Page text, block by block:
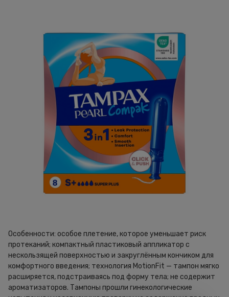
Особенности: особое плетение, которое уменьшает риск
протеканий; компактный пластиковый аппликатор с
нескользящей поверхностью и закруглённым кончиком для
комфортного введения; технология MotionFit — тампон мягко
расширяется, подстраиваясь под форму тела; не содержит
ароматизаторов. Тампоны прошли гинекологические